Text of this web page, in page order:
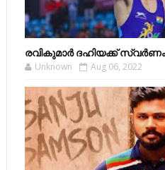
രവികുമാര്‍ ദഹിയക്ക് സ്വര്‍ണം
Unknown Aug 06, 2022